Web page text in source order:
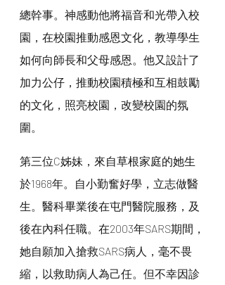
總幹事。神感動他將福音和光帶入校
園，在校園推動感恩文化，教導學生
如何向師長和父母感恩。他又設計了
加力公仔，推動校園積極和互相鼓勵
的文化，照亮校園，改變校園的氛
圍。
第三位C姊妹，來自草根家庭的她生
於1968年。自小勤奮好學，立志做醫
生。醫科畢業後在屯門醫院服務，及
後在內科任職。在2003年SARS期間，
她自願加入搶救SARS病人，毫不畏
縮，以救助病人為己任。但不幸因診